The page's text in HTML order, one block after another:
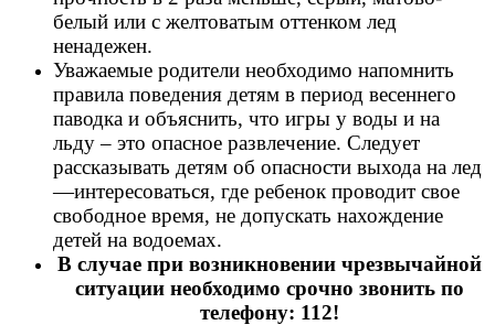
белый или с желтоватым оттенком лед
ненадежен.
Уважаемые родители необходимо напомнить
правила поведения детям в период весеннего
паводка и объяснить, что игры у воды и на
льду – это опасное развлечение. Следует
рассказывать детям об опасности выхода на лед
—интересоваться, где ребенок проводит свое
свободное время, не допускать нахождение
детей на водоемах.
В случае при возникновении чрезвычайной
ситуации необходимо срочно звонить по
телефону: 112!